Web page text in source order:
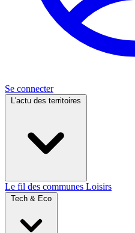
Se connecter
L'actu des territoires
Le fil des communes Loisirs
Tech & Eco